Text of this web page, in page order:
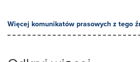
Więcej komunikatów prasowych z tego